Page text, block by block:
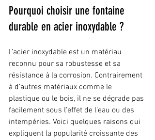
Pourquoi choisir une fontaine
durable en acier inoxydable ?
L’acier inoxydable est un matériau
reconnu pour sa robustesse et sa
résistance à la corrosion. Contrairement
à d’autres matériaux comme le
plastique ou le bois, il ne se dégrade pas
facilement sous l’effet de l’eau ou des
intempéries. Voici quelques raisons qui
expliquent la popularité croissante des